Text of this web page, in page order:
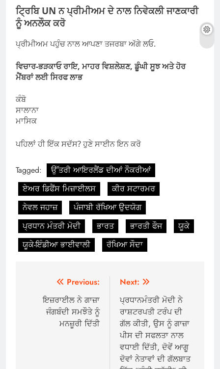
ਟ੍ਰਿਬਿ UN ਨ ਪ੍ਰੀਮੀਅਮ ਦੇ ਨਾਲ ਨਿਵੇਕਲੀ ਜਾਣਕਾਰੀ
ਨੂੰ ਅਨਲੌਕ ਕਰੋ
ਪ੍ਰੀਮੀਅਮ ਪਹੁੰਚ ਨਾਲ ਆਪਣਾ ਤਜਰਬਾ ਅੱਗੇ ਲਓ.
ਵਿਚਾਰ-ਭੜਕਾਓ ਰਾਇ, ਮਾਹਰ ਵਿਸ਼ਲੇਸ਼ਣ, ਡੂੰਘੀ ਸੂਝ ਅਤੇ ਹੋਰ
ਮੈਂਬਰਾਂ ਲਈ ਸਿਰਫ ਲਾਭ
ਕੰਬੋ
ਸਾਲਾਨਾ
ਮਾਸਿਕ
ਪਹਿਲਾਂ ਹੀ ਇੱਕ ਸਦੱਸ? ਹੁਣੇ ਸਾਈਨ ਇਨ ਕਰੋ
Tagged:
ਉੱਤਰੀ ਆਇਰਲੈਂਡ ਦੀਆਂ ਨੌਕਰੀਆਂ
ਏਅਰ ਡਿਫੈਂਸ ਮਿਜ਼ਾਈਲਸ
ਕੀਰ ਸਟਾਰਮਰ
ਨੇਵਲ ਜਹਾਜ਼
ਪੰਜਾਬੀ ਰੱਖਿਆ ਉਦਯੋਗ
ਪ੍ਰਧਾਨ ਮੰਤਰੀ ਮੋਦੀ
ਭਾਰਤ ਭਾਰਤੀ ਫੌਜ
ਯੂਕੇ
ਯੂਕੇ-ਇੰਡੀਆ ਭਾਈਵਾਲੀ
ਰੱਖਿਆ ਸੌਦਾ
navigation
Previous:
ਇਜ਼ਰਾਈਲ ਨੇ ਗਾਜ਼ਾ
ਜੰਗਬੰਦੀ ਸਮਝੌਤੇ ਨੂੰ
ਮਨਜ਼ੂਰੀ ਦਿੱਤੀ
Next:
ਪ੍ਰਧਾਨਮੰਤਰੀ ਮੋਦੀ ਨੇ
ਰਾਸ਼ਟਰਪਤੀ ਟਰੰਪ ਦੀ
ਗੱਲ ਕੀਤੀ, ਉਸ ਨੂੰ ਗਾਜ਼ਾ
ਪੀਸ ਦੀ ਸਫਲਤਾ ਨਾਲ
ਵਧਾਈ ਦਿੱਤੀ, ਦੋਵੇਂ ਆਗੂ
ਦੋਵਾਂ ਨੇਤਾਵਾਂ ਦੀ ਗੱਲਬਾਤ